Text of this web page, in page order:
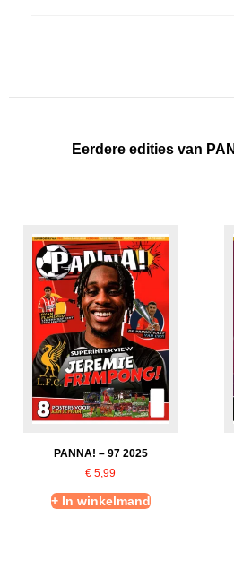
Eerdere edities van
PANNA! – 97 2025
€ 5,99
+ In winkelmand